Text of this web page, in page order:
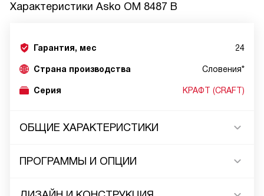
Характеристики Asko OM 8487 B
Гарантия, мес 24
Страна производства Словения*
Серия КРАФТ (CRAFT)
ОБЩИЕ ХАРАКТЕРИСТИКИ
ПРОГРАММЫ И ОПЦИИ